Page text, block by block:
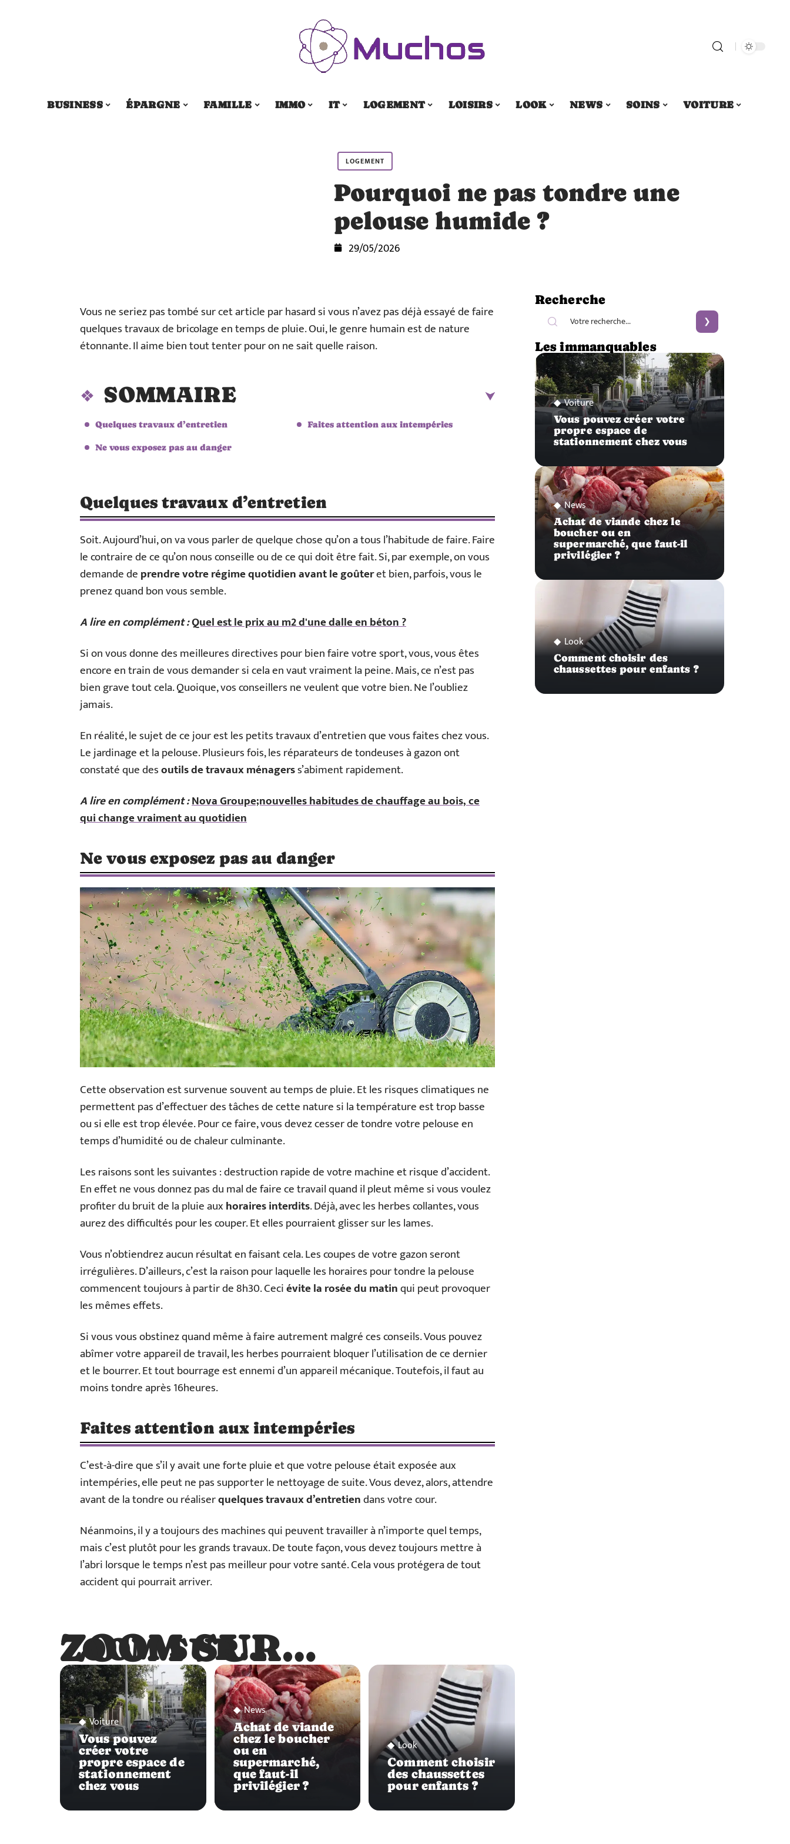
BUSINESS ÉPARGNE FAMILLE IMMO IT LOGEMENT LOISIRS LOOK NEWS SOINS VOITURE
LOGEMENT
Pourquoi ne pas tondre une
pelouse humide ?
29/05/2026
Vous ne seriez pas tombé sur cet article par hasard si vous n’avez pas déjà essayé de faire
quelques travaux de bricolage en temps de pluie. Oui, le genre humain est de nature
étonnante. Il aime bien tout tenter pour on ne sait quelle raison.
SOMMAIRE
Quelques travaux d’entretien
Ne vous exposez pas au danger
Faites attention aux intempéries
Quelques travaux d’entretien
Soit. Aujourd’hui, on va vous parler de quelque chose qu’on a tous l’habitude de faire. Faire
le contraire de ce qu’on nous conseille ou de ce qui doit être fait. Si, par exemple, on vous
demande deprendre votre régime quotidien avant le goûteret bien, parfois, vous le
prenez quand bon vous semble.
A lire en complément :Quel est le prix au m2 d'une dalle en béton ?
Si on vous donne des meilleures directives pour bien faire votre sport, vous, vous êtes
encore en train de vous demander si cela en vaut vraiment la peine. Mais, ce n’est pas
bien grave tout cela. Quoique, vos conseillers ne veulent que votre bien. Ne l’oubliez
jamais.
En réalité, le sujet de ce jour est les petits travaux d’entretien que vous faites chez vous.
Le jardinage et la pelouse. Plusieurs fois, les réparateurs de tondeuses à gazon ont
constaté que desoutils de travaux ménagerss’abiment rapidement.
A lire en complément :Nova Groupe;nouvelles habitudes de chauffage au bois, ce
qui change vraiment au quotidien
Ne vous exposez pas au danger
Cette observation est survenue souvent au temps de pluie. Et les risques climatiques ne
permettent pas d’effectuer des tâches de cette nature si la température est trop basse
ou si elle est trop élevée. Pour ce faire, vous devez cesser de tondre votre pelouse en
temps d’humidité ou de chaleur culminante.
Les raisons sont les suivantes : destruction rapide de votre machine et risque d’accident.
En effet ne vous donnez pas du mal de faire ce travail quand il pleut même si vous voulez
profiter du bruit de la pluie auxhoraires interdits. Déjà, avec les herbes collantes, vous
aurez des difficultés pour les couper. Et elles pourraient glisser sur les lames.
Vous n’obtiendrez aucun résultat en faisant cela. Les coupes de votre gazon seront
irrégulières. D’ailleurs, c’est la raison pour laquelle les horaires pour tondre la pelouse
commencent toujours à partir de 8h30. Ceciévite la rosée du matinqui peut provoquer
les mêmes effets.
Si vous vous obstinez quand même à faire autrement malgré ces conseils. Vous pouvez
abîmer votre appareil de travail, les herbes pourraient bloquer l’utilisation de ce dernier
et le bourrer. Et tout bourrage est ennemi d’un appareil mécanique. Toutefois, il faut au
moins tondre après 16heures.
Faites attention aux intempéries
C’est-à-dire que s’il y avait une forte pluie et que votre pelouse était exposée aux
intempéries, elle peut ne pas supporter le nettoyage de suite. Vous devez, alors, attendre
avant de la tondre ou réaliserquelques travaux d’entretiendans votre cour.
Néanmoins, il y a toujours des machines qui peuvent travailler à n’importe quel temps,
mais c’est plutôt pour les grands travaux. De toute façon, vous devez toujours mettre à
l’abri lorsque le temps n’est pas meilleur pour votre santé. Cela vous protégera de tout
accident qui pourrait arriver.
ZOOM SUR…
ZOOM SUR…
Voiture
Vous pouvez
créer votre
propre espace de
stationnement
chez vous
News
Achat de viande
chez le boucher
ou en
supermarché,
que faut-il
privilégier ?
Look
Comment choisir
des chaussettes
pour enfants ?
Recherche
Les immanquables
Voiture
Vous pouvez créer votre
propre espace de
stationnement chez vous
News
Achat de viande chez le
boucher ou en
supermarché, que faut-il
privilégier ?
Look
Comment choisir des
chaussettes pour enfants ?